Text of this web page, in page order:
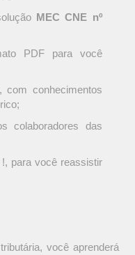
MEC CNE nº
PDF para você
com conhecimentos
colaboradores das
para você reassistir
você aprenderá